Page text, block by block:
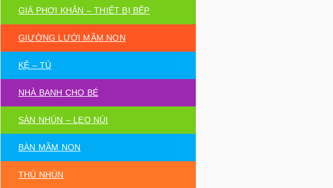
GIÁ PHƠI KHĂN – THIẾT BỊ BẾP
GIƯỜNG LƯỚI MẦM NON
KỆ – TỦ
NHÀ BANH CHO BÉ
SÀN NHÚN – LEO NÚI
BÀN MẦM NON
THÚ NHÚN